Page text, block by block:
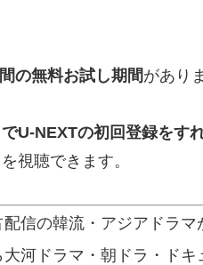
の無料お試し期間があり
U-NEXTの初回登録をす
視聴できます。
信の韓流・アジアドラマ
河ドラマ・朝ドラ・ドキ